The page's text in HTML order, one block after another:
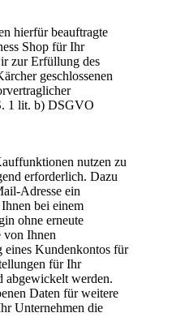
hierfür beauftragte
Shop für Ihr
zur Erfüllung des
geschlossenen
1 lit. b) DSGVO
nutzen zu
erforderlich. Dazu
Adresse ein
bei einem
ohne erneute
von Ihnen
eines Kundenkontos für
für Ihr
abgewickelt werden.
Daten für weitere
Unternehmen die